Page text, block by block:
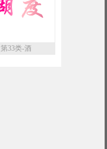
第33类-酒